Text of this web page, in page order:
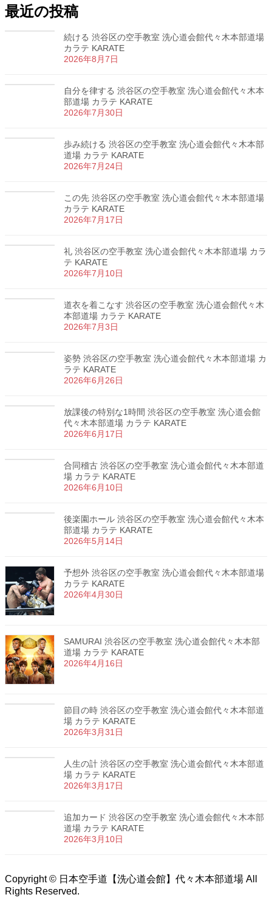
最近の投稿
続ける 渋谷区の空手教室 洗心道会館代々木本部道場
カラテ KARATE
2026年8月7日
自分を律する 渋谷区の空手教室 洗心道会館代々木本
部道場 カラテ KARATE
2026年7月30日
歩み続ける 渋谷区の空手教室 洗心道会館代々木本部
道場 カラテ KARATE
2026年7月24日
この先 渋谷区の空手教室 洗心道会館代々木本部道場
カラテ KARATE
2026年7月17日
礼 渋谷区の空手教室 洗心道会館代々木本部道場 カラ
テ KARATE
2026年7月10日
道衣を着こなす 渋谷区の空手教室 洗心道会館代々木
本部道場 カラテ KARATE
2026年7月3日
姿勢 渋谷区の空手教室 洗心道会館代々木本部道場 カ
ラテ KARATE
2026年6月26日
放課後の特別な1時間 渋谷区の空手教室 洗心道会館
代々木本部道場 カラテ KARATE
2026年6月17日
合同稽古 渋谷区の空手教室 洗心道会館代々木本部道
場 カラテ KARATE
2026年6月10日
後楽園ホール 渋谷区の空手教室 洗心道会館代々木本
部道場 カラテ KARATE
2026年5月14日
予想外 渋谷区の空手教室 洗心道会館代々木本部道場
カラテ KARATE
2026年4月30日
SAMURAI 渋谷区の空手教室 洗心道会館代々木本部
道場 カラテ KARATE
2026年4月16日
節目の時 渋谷区の空手教室 洗心道会館代々木本部道
場 カラテ KARATE
2026年3月31日
人生の計 渋谷区の空手教室 洗心道会館代々木本部道
場 カラテ KARATE
2026年3月17日
追加カード 渋谷区の空手教室 洗心道会館代々木本部
道場 カラテ KARATE
2026年3月10日
Copyright © 日本空手道【洗心道会館】代々木本部道場 All
Rights Reserved.